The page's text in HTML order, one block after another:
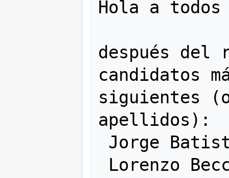
Hola a todos
después del
candidatos
siguientes
apellidos):